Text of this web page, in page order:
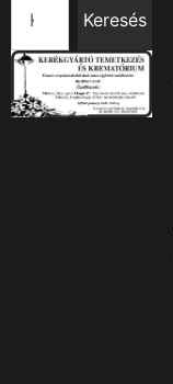
Keresés